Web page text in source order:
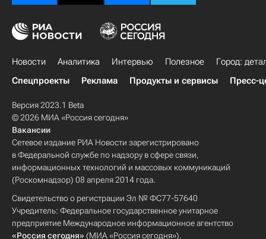
Новости Аналитика Интервью Полезное
Город:
Спецпроекты
Реклама Продукты и сервисы Пресс-
Версия 2023.1 Beta
© 2026 МИА «Россия сегодня»
Вакансии
Сетевое издание РИА Новости зарегистрировано
в Федеральной службе по надзору в сфере связи,
информационных технологий и массовых коммуникаций
(Роскомнадзор) 08 апреля 2014 года.
Свидетельство о регистрации Эл № ФС77-57640
Учредитель: Федеральное государственное унитарное
предприятие Международное информационное агентство
«Россия сегодня» (МИА «Россия сегодня»).